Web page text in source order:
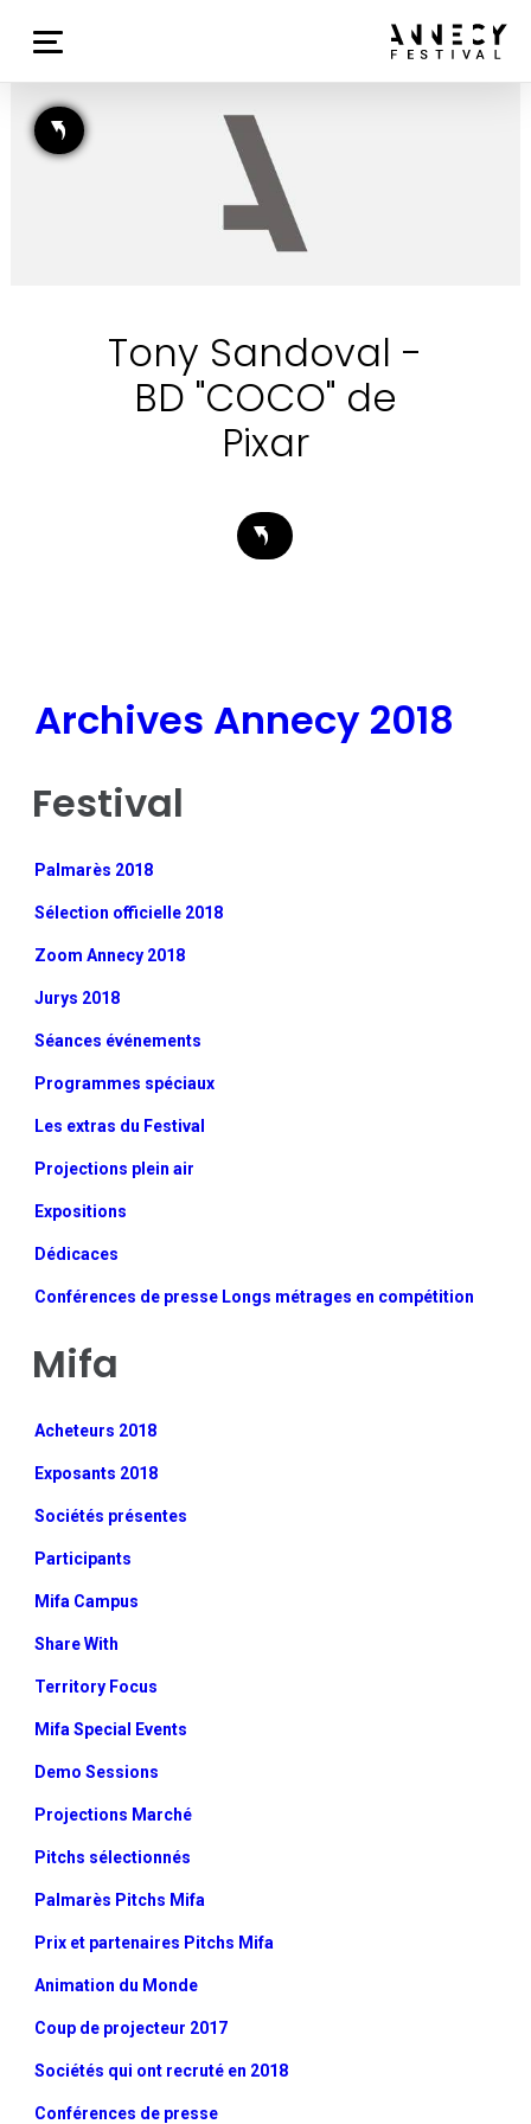
Tony Sandoval -
BD "COCO" de
Pixar
Archives Annecy 2018
Festival
Palmarès 2018
Sélection officielle 2018
Zoom Annecy 2018
Jurys 2018
Séances événements
Programmes spéciaux
Les extras du Festival
Projections plein air
Expositions
Dédicaces
Conférences de presse Longs métrages en compétition
Mifa
Acheteurs 2018
Exposants 2018
Sociétés présentes
Participants
Mifa Campus
Share With
Territory Focus
Mifa Special Events
Demo Sessions
Projections Marché
Pitchs sélectionnés
Palmarès Pitchs Mifa
Prix et partenaires Pitchs Mifa
Animation du Monde
Coup de projecteur 2017
Sociétés qui ont recruté en 2018
Conférences de presse